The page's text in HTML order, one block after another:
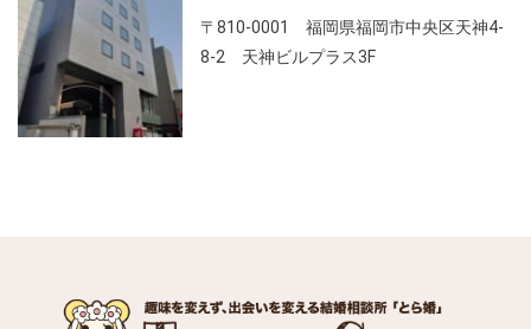
〒810-0001 福岡県福岡市中央区天神4-
8-2 天神ビルプラス3F